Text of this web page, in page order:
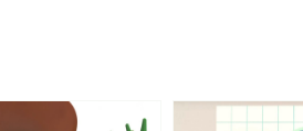
учимся и